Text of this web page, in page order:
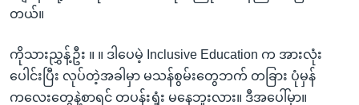
တယ်။
ကိုသားညွှန့်ဦး ။ ။ ဒါပေမဲ့ Inclusive Education က အားလုံး
ပေါင်းပြီး လုပ်တဲ့အခါမှာ မသန်စွမ်းတွေဘက် တခြား ပုံမှန်
ကလေးတွေနဲ့စာရင် တပန်းရှုံး မနေဘူးလား။ ဒီအပေါ်မှာ။